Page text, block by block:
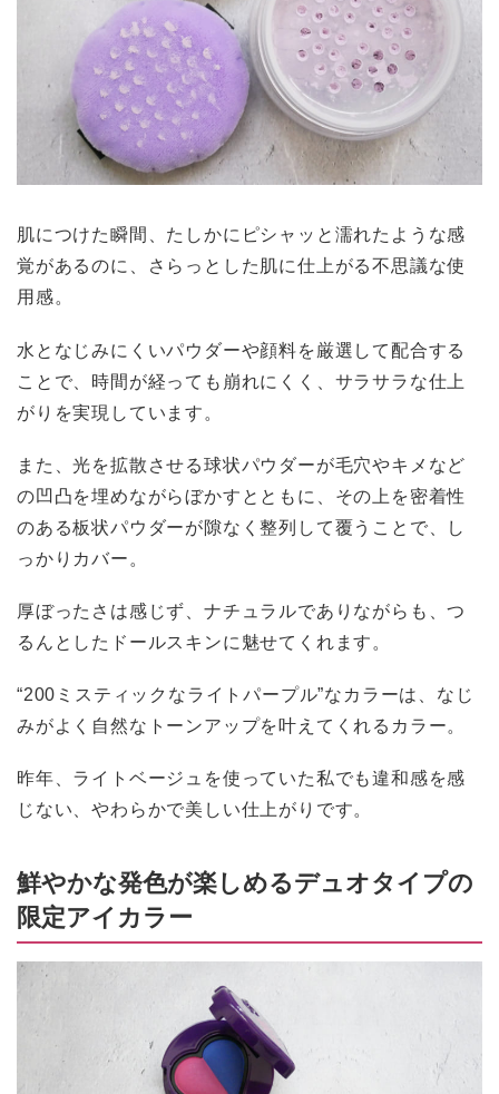
肌につけた瞬間、たしかにピシャッと濡れたような感
覚があるのに、さらっとした肌に仕上がる不思議な使
用感。
水となじみにくいパウダーや顔料を厳選して配合する
ことで、時間が経っても崩れにくく、サラサラな仕上
がりを実現しています。
また、光を拡散させる球状パウダーが毛穴やキメなど
の凹凸を埋めながらぼかすとともに、その上を密着性
のある板状パウダーが隙なく整列して覆うことで、し
っかりカバー。
厚ぼったさは感じず、ナチュラルでありながらも、つ
るんとしたドールスキンに魅せてくれます。
“200ミスティックなライトパープル”なカラーは、なじ
みがよく自然なトーンアップを叶えてくれるカラー。
昨年、ライトベージュを使っていた私でも違和感を感
じない、やわらかで美しい仕上がりです。
鮮やかな発色が楽しめるデュオタイプの
限定アイカラー